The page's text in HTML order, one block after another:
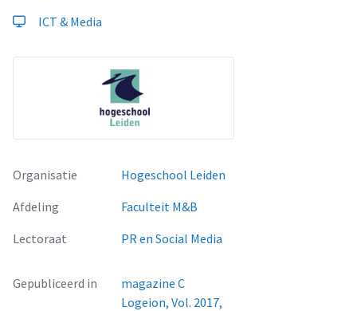
ICT & Media
Organisatie
Hogeschool Leiden
Afdeling
Faculteit M&B
Lectoraat
PR en Social Media
Gepubliceerd in
magazine C
Logeion, Vol. 2017,